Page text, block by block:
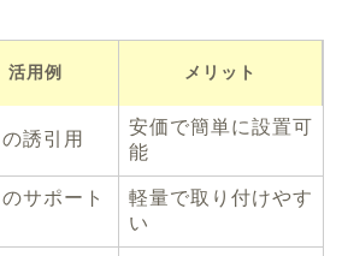
活用例 メリット
誘引用
安価で簡単に設置可
能
サポート
軽量で取り付けやす
い